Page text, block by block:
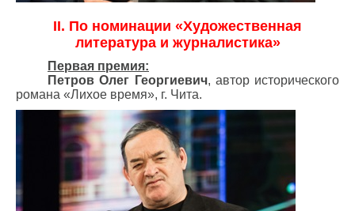
II. По номинации «Художественная
литература и журналистика»
Первая премия:
Петров Олег Георгиевич, автор исторического
романа «Лихое время», г. Чита.